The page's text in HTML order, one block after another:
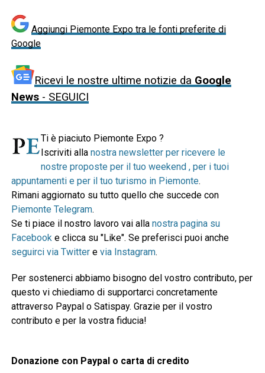
Aggiungi Piemonte Expo tra le fonti preferite di
Google
Ricevi le nostre ultime notizie da Google
News- SEGUICI
Ti è piaciuto Piemonte Expo ?
Iscriviti alla nostra newsletter per ricevere le
nostre proposte per il tuo weekend , per i tuoi
appuntamenti e per il tuo turismo in Piemonte.
Rimani aggiornato su tutto quello che succede con
Piemonte Telegram.
Se ti piace il nostro lavoro vai alla nostra pagina su
Facebook e clicca su "Like". Se preferisci puoi anche
seguirci via Twittere via Instagram.
Per sostenerci abbiamo bisogno del vostro contributo, per
questo vi chiediamo di supportarci concretamente
attraverso Paypal o Satispay. Grazie per il vostro
contributo e per la vostra fiducia!
Donazione con Paypal o carta di credito